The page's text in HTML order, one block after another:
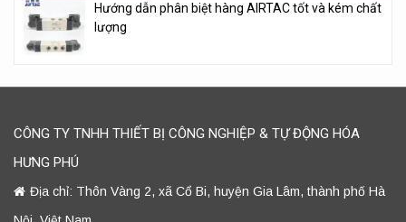
Hướng dẫn phân biệt hàng AIRTAC tốt và kém chất
lượng
CÔNG TY TNHH THIẾT BỊ CÔNG NGHIỆP & TỰ ĐỘNG HÓA
HƯNG PHÚ
Địa chỉ: Thôn Vàng 2, xã Cổ Bi, huyện Gia Lâm, thành phố Hà